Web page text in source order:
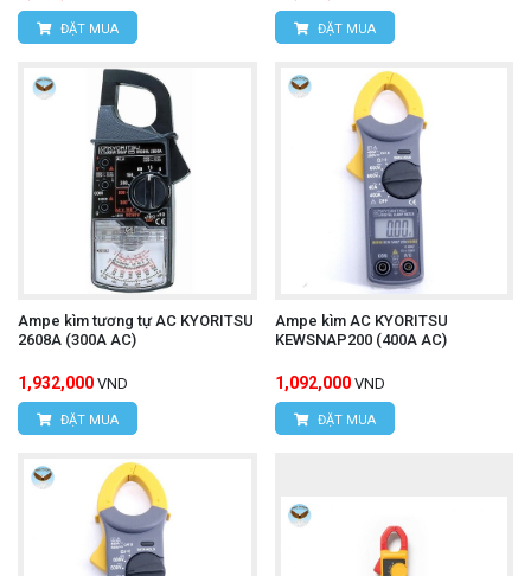
ĐẶT MUA ĐẶT MUA
Ampe kìm tương tự AC KYORITSU
2608A (300A AC)
1,932,000 VND
ĐẶT MUA
Ampe kìm AC KYORITSU
KEWSNAP200 (400A AC)
1,092,000 VND
ĐẶT MUA